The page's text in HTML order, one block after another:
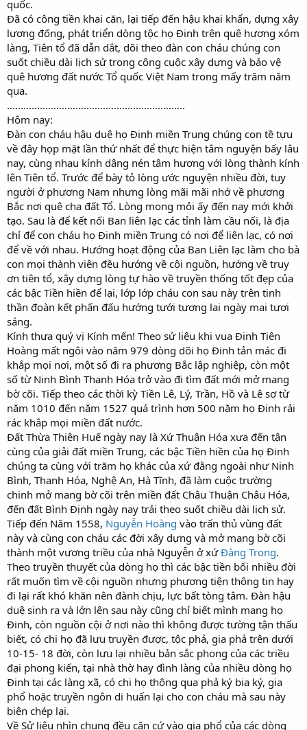
quốc.
Đã có công tiền khai căn, lại tiếp đến hậu khai khẩn, dựng xây
lương đống, phát triển dòng tộc họ Đinh trên quê hương xóm
làng, Tiên tổ đã dẫn dắt, dõi theo đàn con cháu chúng con
suốt chiều dài lịch sử trong công cuộc xây dựng và bảo vệ
quê hương đất nước Tổ quốc Việt Nam trong mấy trăm năm
qua.
.................................................................
Hôm nay:
Đàn con cháu hậu duệ họ Đinh miền Trung chúng con tề tựu
về đây họp mặt lần thứ nhất để thực hiện tâm nguyện bấy lâu
nay, cùng nhau kính dâng nén tâm hương với lòng thành kính
lên Tiên tổ. Trước để bày tỏ lòng ước nguyện nhiều đời, tuy
người ở phương Nam nhưng lòng mãi mãi nhớ về phương
Bắc nơi quê cha đất Tổ. Lòng mong mỏi ấy đến nay mới khởi
tạo. Sau là để kết nối Ban liên lạc các tỉnh làm cầu nối, là địa
chỉ để con cháu họ Đinh miền Trung có nơi để liên lạc, có nơi
để về với nhau. Hướng hoạt động của Ban Liên lạc làm cho bà
con mọi thành viên đều hướng về cội nguồn, hướng về truy
ơn tiên tổ, xây dựng lòng tự hào về truyền thống tốt đẹp của
các bậc Tiền hiền để lại, lớp lớp cháu con sau này trên tinh
thần đoàn kết phấn đấu hướng tưới tương lai ngày mai tươi
sáng.
Kính thưa quý vị Kính mến! Theo sử liệu khi vua Đinh Tiên
Hoàng mất ngôi vào năm 979 dòng dõi họ Đinh tản mác đi
khắp mọi nơi, một số đi ra phương Bắc lập nghiệp, còn một
số từ Ninh Bình Thanh Hóa trở vào đi tìm đất mới mở mang
bờ cõi. Tiếp theo các thời kỳ Tiền Lê, Lý, Trần, Hồ và Lê sơ từ
năm 1010 đến năm 1527 quá trình hơn 500 năm họ Đinh rải
rác khắp mọi miền đất nước.
Đất Thừa Thiên Huế ngày nay là Xứ Thuận Hóa xưa đến tận
cùng của giải đất miền Trung, các bậc Tiền hiền của họ Đinh
chúng ta cùng với trăm họ khác của xứ đằng ngoài như Ninh
Bình, Thanh Hóa, Nghệ An, Hà Tĩnh, đã làm cuộc trường
chinh mở mang bờ cõi trên miền đất Châu Thuận Châu Hóa,
đến đất Bình Định ngày nay trải theo suốt chiều dài lịch sử.
Tiếp đến Năm 1558, Nguyễn Hoàng vào trấn thủ vùng đất
này và cùng con cháu các đời xây dựng và mở mang bờ cõi
thành một vương triều của nhà Nguyễn ở xứĐàng Trong.
Theo truyền thuyết của dòng họ thì các bậc tiền bối nhiều đời
rất muốn tìm về cội nguồn nhưng phương tiện thông tin hay
đi lại rất khó khăn nên đành chịu, lực bất tòng tâm. Đàn hậu
duệ sinh ra và lớn lên sau này cũng chỉ biết mình mang họ
Đinh, còn nguồn cội ở nơi nào thì không được tường tận thấu
biết, có chi họ đã lưu truyền được, tộc phả, gia phả trên dưới
10-15- 18 đời, còn lưu lại nhiều bản sắc phong của các triều
đại phong kiến, tại nhà thờ hay đình làng của nhiều dòng họ
Đinh tại các làng xã, có chi họ thông qua phả ký bia ký, gia
phổ hoặc truyền ngôn di huấn lại cho con cháu mà sau này
biên chép lại.
Về Sử liệu nhìn chung đều căn cứ vào gia phổ của các dòng